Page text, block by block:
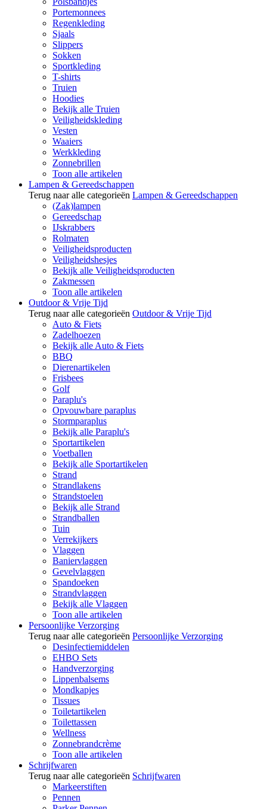
Portemonnees
Regenkleding
Sjaals
Slippers
Sokken
Sportkleding
T-shirts
Truien
Hoodies
Bekijk alle Truien
Veiligheidskleding
Vesten
Waaiers
Werkkleding
Zonnebrillen
Toon alle artikelen
Lampen & Gereedschappen
Terug naar alle categorieën Lampen & Gereedschappen
(Zak)lampen
Gereedschap
IJskrabbers
Rolmaten
Veiligheidsproducten
Veiligheidshesjes
Bekijk alle Veiligheidsproducten
Zakmessen
Toon alle artikelen
Outdoor & Vrije Tijd
Terug naar alle categorieën Outdoor & Vrije Tijd
Auto & Fiets
Zadelhoezen
Bekijk alle Auto & Fiets
BBQ
Dierenartikelen
Frisbees
Golf
Paraplu's
Opvouwbare paraplus
Stormparaplus
Bekijk alle Paraplu's
Sportartikelen
Voetballen
Bekijk alle Sportartikelen
Strand
Strandlakens
Strandstoelen
Bekijk alle Strand
Strandballen
Tuin
Verrekijkers
Vlaggen
Baniervlaggen
Gevelvlaggen
Spandoeken
Strandvlaggen
Bekijk alle Vlaggen
Toon alle artikelen
Persoonlijke Verzorging
Terug naar alle categorieën Persoonlijke Verzorging
Desinfectiemiddelen
EHBO Sets
Handverzorging
Lippenbalsems
Mondkapjes
Tissues
Toiletartikelen
Toilettassen
Wellness
Zonnebrandcrème
Toon alle artikelen
Schrijfwaren
Terug naar alle categorieën Schrijfwaren
Markeerstiften
Pennen